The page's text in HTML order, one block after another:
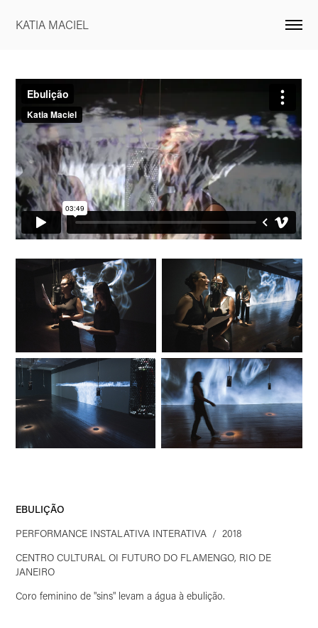
KATIA MACIEL
EBULIÇÃO
PERFORMANCE INSTALATIVA INTERATIVA / 2018
CENTRO CULTURAL OI FUTURO DO FLAMENGO, RIO DE
JANEIRO
Coro feminino de "sins" levam a água à ebulição.